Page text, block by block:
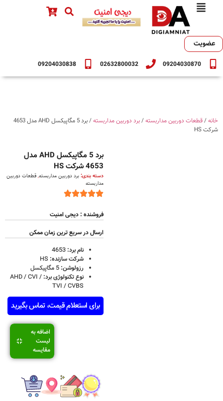
09204030870
02632800032
09204030838
عضویت
خانه/قطعات دوربین مداربسته/برد دوربین مداربسته
/ برد 5 مگاپیکسل AHD مدل 4653
شرکت HS
برد 5 مگاپیکسل AHD مدل
4653 شرکت HS
دسته بندی:برد دوربین مداربسته,قطعات دوربین
مداربسته
فروشنده : دیجی امنیت
ارسال در سریع ترین زمان ممکن
نام برد: 4653
شرکت سازنده:
رزولوشن: 5 مگاپیکسل
نوع تکنولوژی برد: AHD / CVI /
TVI / CVBS
برای استعلام قیمت، تماس بگیرید
اضافه به
لیست
مقایسه